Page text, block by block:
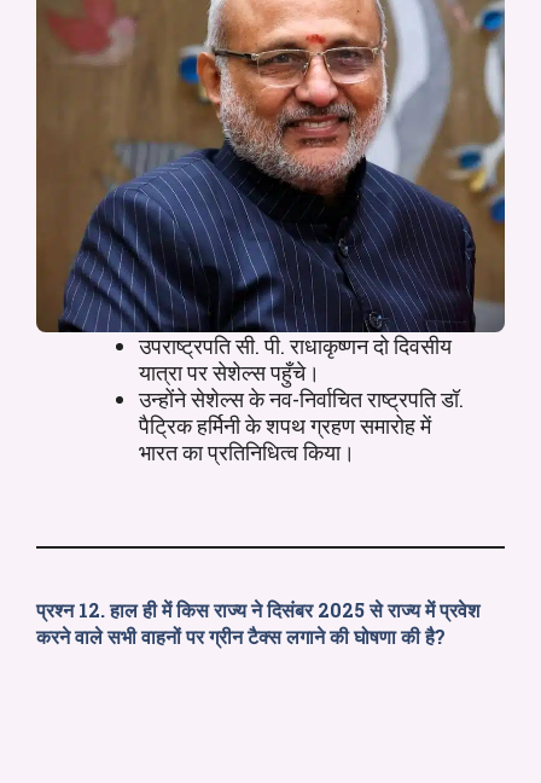
उपराष्ट्रपति सी. पी. राधाकृष्णन दो दिवसीय
यात्रा पर सेशेल्स पहुँचे।
उन्होंने सेशेल्स के नव-निर्वाचित राष्ट्रपति डॉ.
पैट्रिक हर्मिनी के शपथ ग्रहण समारोह में
भारत का प्रतिनिधित्व किया।
प्रश्न 12. हाल ही में किस राज्य ने दिसंबर 2025 से राज्य में प्रवेश
करने वाले सभी वाहनों पर ग्रीन टैक्स लगाने की घोषणा की है?